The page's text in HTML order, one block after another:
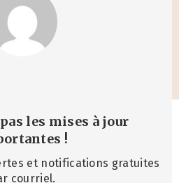
les mises à jour
!
et notifications gratuites
courriel.